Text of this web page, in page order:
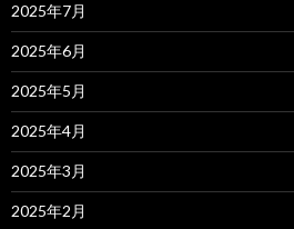
2025年7月
2025年6月
2025年5月
2025年4月
2025年3月
2025年2月